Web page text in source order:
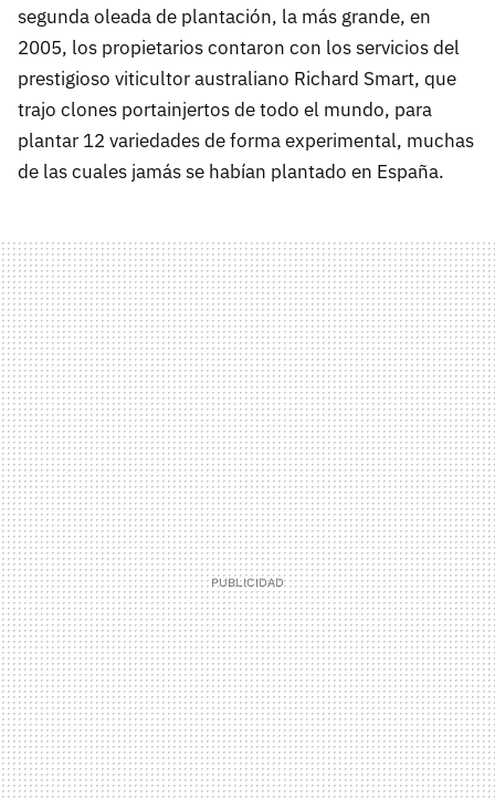
segunda oleada de plantación, la más grande, en
2005, los propietarios contaron con los servicios del
prestigioso viticultor australiano Richard Smart, que
trajo clones portainjertos de todo el mundo, para
plantar 12 variedades de forma experimental, muchas
de las cuales jamás se habían plantado en España.